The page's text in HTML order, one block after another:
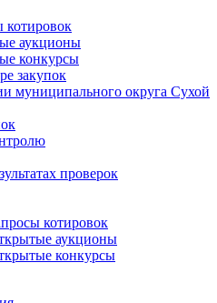
котировок
аукционы
конкурсы
закупок
муниципального округа Сухой
проверок
котировок
аукционы
конкурсы